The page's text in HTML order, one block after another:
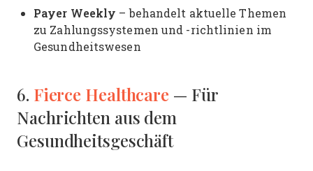
Payer Weekly – behandelt aktuelle Themen
zu Zahlungssystemen und -richtlinien im
Gesundheitswesen
6. Fierce Healthcare — Für
Nachrichten aus dem
Gesundheitsgeschäft